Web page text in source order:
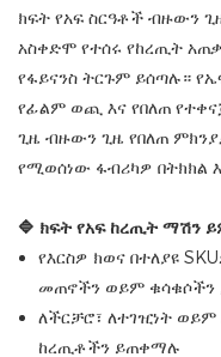
ክፍት የአፍ ስርዓቶች ብዙውን
አስቀድሞ የተሰሩ የከረጢት
የፋይናንስ ትርጉም ይሰጣሉ።
የፊልም ወጪ እና የበለጠ
ጊዜ ብዙውን ጊዜ የበለጠ
የሚወሰነው ፋብሪካዎ በትክክል
🔷 ክፍት የአፍ ከረጢት ማሽን
የእርስዎ ክወና በተለያዩ
መጠኖችን ወይም ቁሳቁሶችን
ለችርቻሮ፣ ለተገዢነት
ከረጢቶችን ይጠቀማሉ